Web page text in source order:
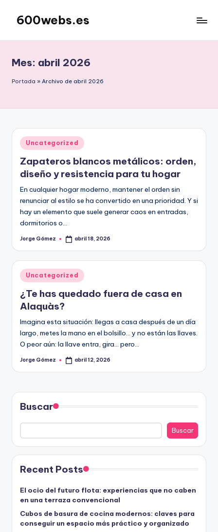
Saltar
contenido
600webs.es
Mes: abril 2026
Portada » Archivo de abril 2026
Publicado
en
Uncategorized
Zapateros blancos metálicos: orden,
diseño y resistencia para tu hogar
En cualquier hogar moderno, mantener el orden sin
renunciar al estilo se ha convertido en una prioridad. Y si
hay un elemento que suele generar caos en entradas,
dormitorios o…
Publicado
Jorge Gómez abril 18, 2026
Publicado
en
Uncategorized
¿Te has quedado fuera de casa en
Alaquàs?
Imagina esta situación: llegas a casa después de un día
largo, metes la mano en el bolsillo… y no están las llaves.
O peor aún: la llave entra, gira… pero…
Publicado
Jorge Gómez abril 12, 2026
Buscar
Buscar
Recent Posts
El ocio del futuro flota: experiencias que no caben
en una terraza convencional
Cubos de basura de cocina modernos: claves para
conseguir un espacio más práctico y organizado